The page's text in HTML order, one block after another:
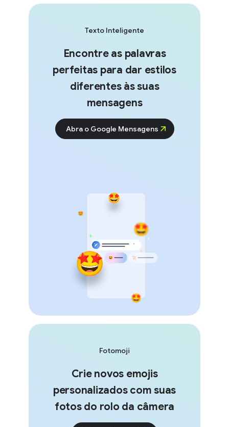
Texto Inteligente
Encontre as palavras
perfeitas para dar estilos
diferentes às suas
mensagens
Abra o Google Mensagens
Fotomoji
Crie novos emojis
personalizados com suas
fotos do rolo da câmera